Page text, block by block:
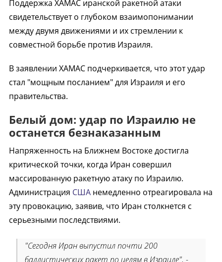
Поддержка ХАМАС иранской ракетной атаки
свидетельствует о глубоком взаимопонимании
между двумя движениями и их стремлении к
совместной борьбе против Израиля.
В заявлении ХАМАС подчеркивается, что этот удар
стал "мощным посланием" для Израиля и его
правительства.
Белый дом: удар по Израилю не
останется безнаказанным
Напряженность на Ближнем Востоке достигла
критической точки, когда Иран совершил
массированную ракетную атаку по Израилю.
Администрация СШАнемедленно отреагировала на
эту провокацию, заявив, что Иран столкнется с
серьезными последствиями.
"Сегодня Иран выпустил почти 200
баллистических ракет по целям в Израиле", -